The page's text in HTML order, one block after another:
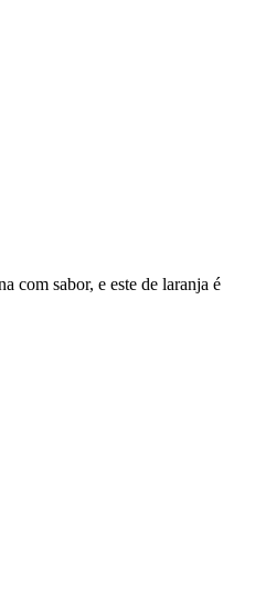
com sabor, e este de laranja é